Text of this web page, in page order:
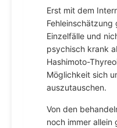
Erst mit dem
Fehleinschätzung
Einzelfälle und
psychisch krank
Hashimoto-
Möglichkeit sich
auszutauschen.
Von den
noch immer allein